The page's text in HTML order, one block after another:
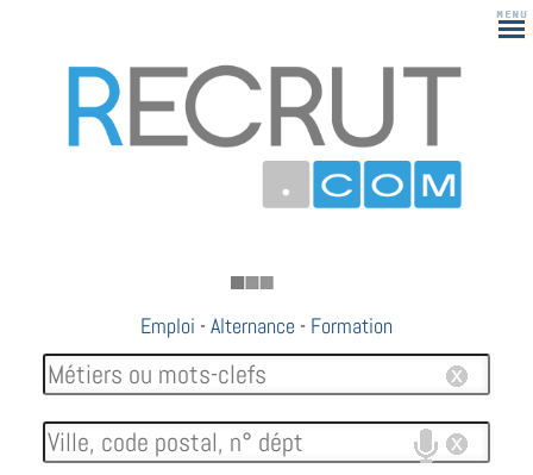
183
Emploi -Alternance - Formation